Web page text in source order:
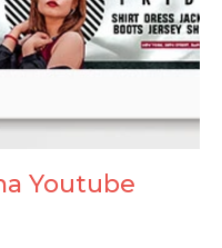
Youtube